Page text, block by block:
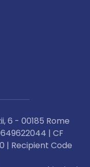
6 - 00185 Rome
| CF
| Recipient Code